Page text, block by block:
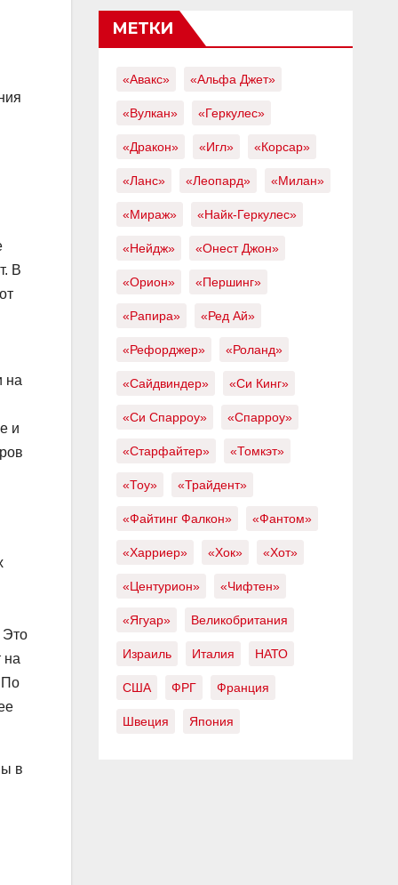
В
на
и
Это
на
По
в
МЕТКИ
«Авакс» «Альфа Джет»
«Вулкан» «Геркулес»
«Дракон» «Игл» «Корсар»
«Ланс» «Леопард» «Милан»
«Мираж» «Найк-Геркулес»
«Нейдж» «Онест Джон»
«Орион» «Першинг»
«Рапира» «Ред Ай»
«Рефорджер» «Роланд»
«Сайдвиндер» «Си Кинг»
«Си Спарроу» «Спарроу»
«Старфайтер» «Томкэт»
«Тоу» «Трайдент»
«Файтинг Фалкон» «Фантом»
«Харриер» «Хок» «Хот»
«Центурион» «Чифтен»
«Ягуар» Великобритания
Израиль Италия НАТО
США ФРГ Франция
Швеция Япония